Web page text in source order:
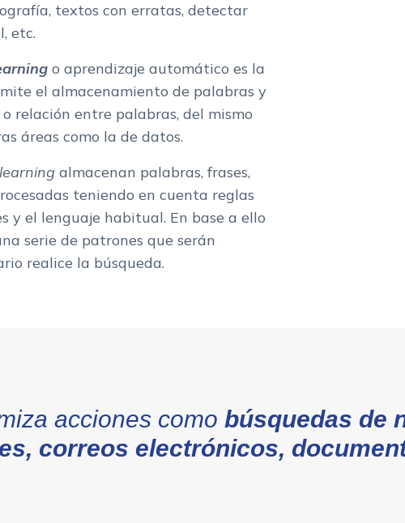
textos con erratas, detectar
etc.
o aprendizaje automático es la
el almacenamiento de palabras y
relación entre palabras, del mismo
áreas como la de datos.
almacenan palabras, frases,
teniendo en cuenta reglas
y el lenguaje habitual. En base a ello
serie de patrones que serán
realice la búsqueda.
acciones como búsquedas de
correos electrónicos,